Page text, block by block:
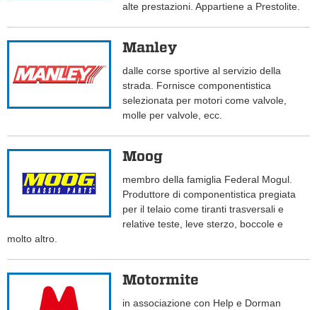
alte prestazioni. Appartiene a Prestolite.
Manley
dalle corse sportive al servizio della
strada. Fornisce componentistica
selezionata per motori come valvole,
molle per valvole, ecc.
Moog
membro della famiglia Federal Mogul.
Produttore di componentistica pregiata
per il telaio come tiranti trasversali e
relative teste, leve sterzo, boccole e
molto altro.
Motormite
in associazione con Help e Dorman